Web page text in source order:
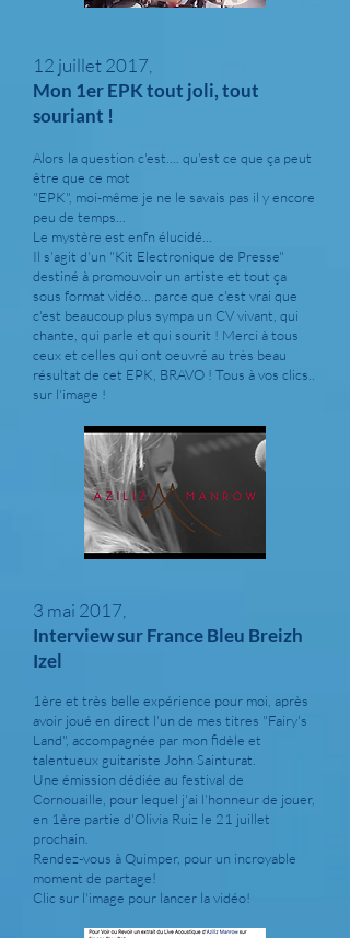
12 juillet 2017,
Mon 1er EPK tout joli, tout
souriant !
Alors la question c'est.... qu'est ce que ça peut
être que ce mot
"EPK", moi-même je ne le savais pas il y encore
peu de temps...
Le mystère est enfn élucidé...
Il s'agit d'un "Kit Electronique de Presse"
destiné à promouvoir un artiste et tout ça
sous format vidéo... parce que c'est vrai que
c'est beaucoup plus sympa un CV vivant, qui
chante, qui parle et qui sourit ! Merci à tous
ceux et celles qui ont oeuvré au très beau
résultat de cet EPK, BRAVO ! Tous à vos clics..
sur l'image !
3 mai 2017,
Interview sur France Bleu Breizh
Izel
1ère et très belle expérience pour moi, après
avoir joué en direct l'un de mes titres "Fairy's
Land", accompagnée par mon fidèle et
talentueux guitariste John Sainturat.
Une émission dédiée au festival de
Cornouaille, pour lequel j'ai l'honneur de jouer,
en 1ère partie d'Olivia Ruiz le 21 juillet
prochain.
Rendez-vous à Quimper, pour un incroyable
moment de partage!
Clic sur l'image pour lancer la vidéo!